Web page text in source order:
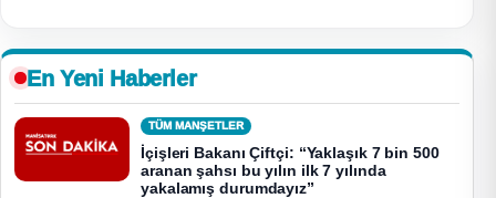
En Yeni Haberler
TÜM MANŞETLER
İçişleri Bakanı Çiftçi: “Yaklaşık 7 bin 500
aranan şahsı bu yılın ilk 7 yılında
yakalamış durumdayız”